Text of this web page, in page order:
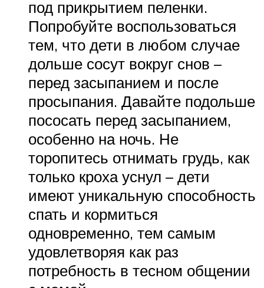
под прикрытием пеленки.
Попробуйте воспользоваться
тем, что дети в любом случае
дольше сосут вокруг снов –
перед засыпанием и после
просыпания. Давайте подольше
пососать перед засыпанием,
особенно на ночь. Не
торопитесь отнимать грудь, как
только кроха уснул – дети
имеют уникальную способность
спать и кормиться
одновременно, тем самым
удовлетворяя как раз
потребность в тесном общении